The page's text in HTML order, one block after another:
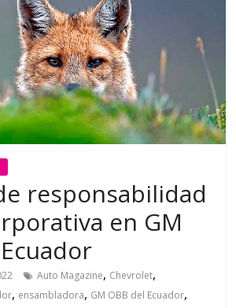
responsabilidad
en GM
Auto Magazine, Chevrolet,
, ensambladora, GM OBB del Ecuador,